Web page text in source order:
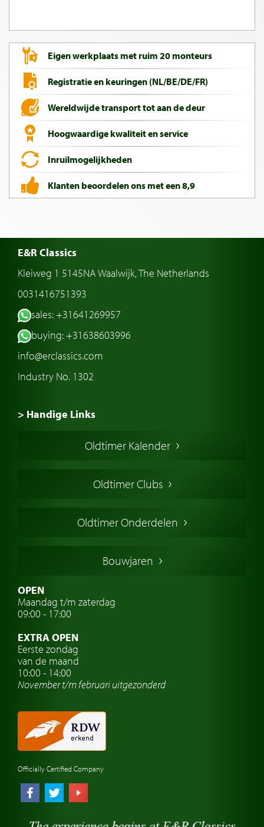
Eigen werkplaats met ruim 20 monteurs
Registratie en keuringen (NL/BE/DE/FR)
Wereldwijde transport tot aan de deur
Hoogwaardige kwaliteit en service
Inruilmogelijkheden
Klanten beoordelen ons met een 8,9
E&R Classics
Kleiweg 1 5145NA Waalwijk, The Netherlands
0031416751393
sales: +31641269957
buying: +31638603996
info@erclassics.com
Industry No. 1302
> Handige Links
Amerikaanse oldtimers
Franse oldtimers
Zweedse oldtimers
Oldtimer verzekering
Oldtimer reizen
Oldtimerwerkplaats
Automerk horloges
Classic cars Nederland
Oldtimer Kalender
Oldtimer Clubs
Oldtimer Onderdelen
Bouwjaren
OPEN
Maandag t/m zaterdag
09:00 - 17:00
EXTRA OPEN
Eerste zondag
van de maand
10:00 - 14:00
November t/m februariuitgezonderd
Officially Certified Company